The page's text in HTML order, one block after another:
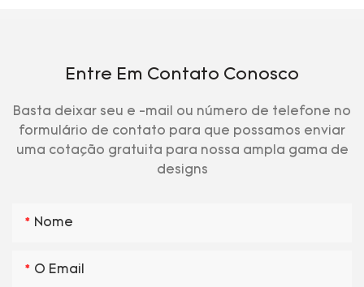
Entre Em Contato Conosco
Basta deixar seu e -mail ou número de telefone no
formulário de contato para que possamos enviar
uma cotação gratuita para nossa ampla gama de
designs
Nome
O Email